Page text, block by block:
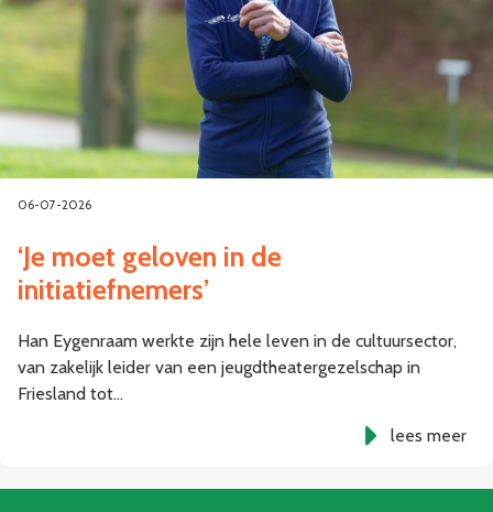
06-07-2026
‘Je moet geloven in de
initiatiefnemers’
Han Eygenraam werkte zijn hele leven in de cultuursector,
van zakelijk leider van een jeugdtheatergezelschap in
Friesland tot…
lees meer